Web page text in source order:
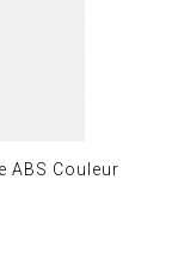
ABS Couleur